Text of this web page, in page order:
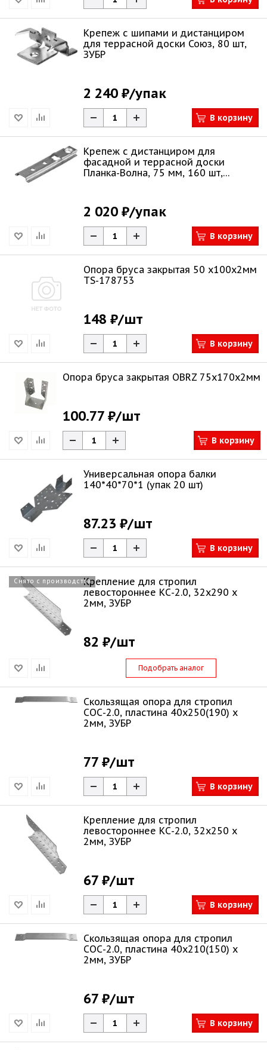
Крепеж с шипами и дистанциром
для террасной доски Союз, 80 шт,
ЗУБР
2 240 ₽/упак
В корзину
Крепеж с дистанциром для
фасадной и террасной доски
Планка-Волна, 75 мм, 160 шт,
2 020 ₽/упак
В корзину
Опора бруса закрытая 50 х100х2мм
TS-178753
148 ₽/шт
В корзину
Опора бруса закрытая OBRZ 75х170х2мм
100.77 ₽/шт
В корзину
Универсальная опора балки
140*40*70*1 (упак 20 шт)
87.23 ₽/шт
В корзину
Снято с производстваКрепление для стропил
левостороннее КС-2.0, 32x290 x
2мм, ЗУБР
82 ₽/шт
Подобрать аналог
Скользящая опора для стропил
СОС-2.0, пластина 40x250(190) x
2мм, ЗУБР
77 ₽/шт
В корзину
Крепление для стропил
левостороннее КС-2.0, 32x250 x
2мм, ЗУБР
67 ₽/шт
В корзину
Скользящая опора для стропил
СОС-2.0, пластина 40x210(150) x
2мм, ЗУБР
67 ₽/шт
В корзину